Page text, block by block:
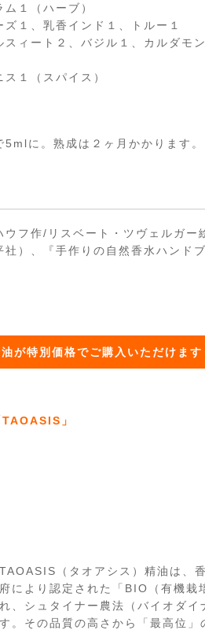
１（ハーブ）
ズ１、乳香インド１、トルー１
スィート２、バジル１、カルダモ
ス１（スパイス）
に。熟成は２ヶ月かかります。
フ作/リスベート・ツヴェルガー
）、『手作りの自然香水ハンド
が特別価格でご購入いただけます
」
TAOASIS（タオアシス）精油は、
府により認定された「BIO（有機栽
れ、シュタイナー農法（バイオダイ
す。その品質の高さから「最高位」